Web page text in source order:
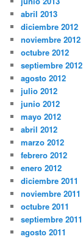
abril 2013
diciembre 2012
noviembre 2012
octubre 2012
septiembre 2012
agosto 2012
julio 2012
junio 2012
mayo 2012
abril 2012
marzo 2012
febrero 2012
enero 2012
diciembre 2011
noviembre 2011
octubre 2011
septiembre 2011
agosto 2011